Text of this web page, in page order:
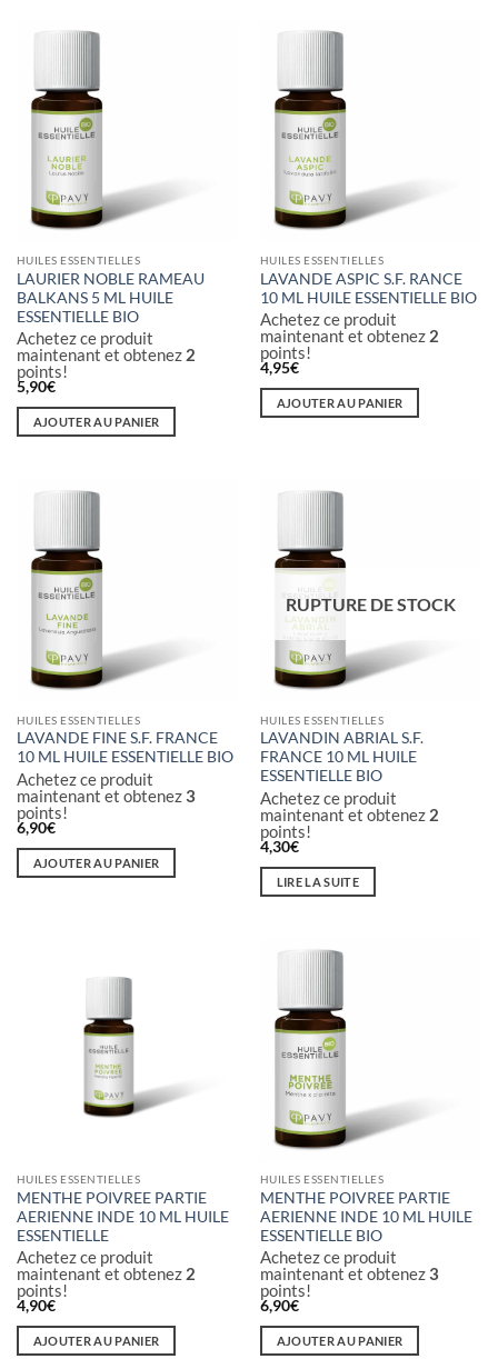
HUILES ESSENTIELLES
LAURIER NOBLE RAMEAU
BALKANS 5 ML HUILE
ESSENTIELLE BIO
Achetez ce produit
maintenant et obtenez 2
points!
5,90€
AJOUTER AU PANIER
HUILES ESSENTIELLES
LAVANDE ASPIC S.F. RANCE
10 ML HUILE ESSENTIELLE BIO
Achetez ce produit
maintenant et obtenez 2
points!
4,95€
AJOUTER AU PANIER
HUILES ESSENTIELLES
LAVANDE FINE S.F. FRANCE
10 ML HUILE ESSENTIELLE BIO
Achetez ce produit
maintenant et obtenez3
points!
6,90€
AJOUTER AU PANIER
RUPTURE DE STOCK
HUILES ESSENTIELLES
LAVANDIN ABRIAL S.F.
FRANCE 10 ML HUILE
ESSENTIELLE BIO
Achetez ce produit
maintenant et obtenez 2
points!
4,30€
LIRE LA SUITE
HUILES ESSENTIELLES
MENTHE POIVREE PARTIE
AERIENNE INDE 10 ML HUILE
ESSENTIELLE
Achetez ce produit
maintenant et obtenez 2
points!
4,90€
AJOUTER AU PANIER
HUILES ESSENTIELLES
MENTHE POIVREE PARTIE
AERIENNE INDE 10 ML HUILE
ESSENTIELLE BIO
Achetez ce produit
maintenant et obtenez3
points!
6,90€
AJOUTER AU PANIER